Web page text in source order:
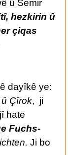
û Semir
hezkirin û
çiqas
dayîkê ye:
Çîrok, ji
hate
Fuchs-
Ji bo